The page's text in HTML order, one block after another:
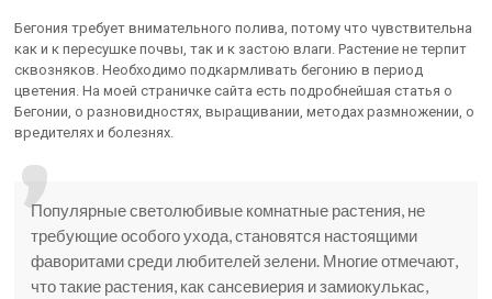
Бегония требует внимательного полива, потому что чувствительна
как и к пересушке почвы, так и к застою влаги. Растение не терпит
сквозняков. Необходимо подкармливать бегонию в период
цветения. На моей страничке сайта есть подробнейшая статья о
Бегонии, о разновидностях, выращивании, методах размножении, о
вредителях и болезнях.
Популярные светолюбивые комнатные растения, не
требующие особого ухода, становятся настоящими
фаворитами среди любителей зелени. Многие отмечают,
что такие растения, как сансевиерия и замиокулькас,